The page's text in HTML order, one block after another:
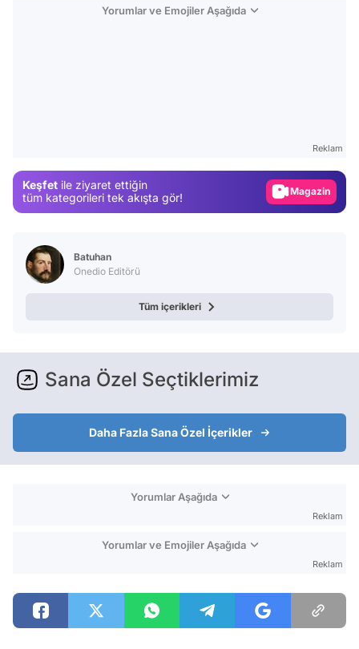
Yorumlar ve Emojiler Aşağıda
Reklam
Keşfet ile ziyaret ettiğin
tüm kategorileri tek akışta gör!
Magazin
Batuhan
Onedio Editörü
Tüm içerikleri
Sana Özel Seçtiklerimiz
Daha Fazla Sana Özel İçerikler
Yorumlar Aşağıda
Reklam
Yorumlar ve Emojiler Aşağıda
Reklam